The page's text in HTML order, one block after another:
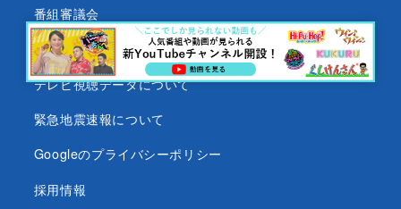
番組審議会
沖縄テレビ名義の後援依頼について
テレビ視聴データについて
緊急地震速報について
Googleのプライバシーポリシー
採用情報